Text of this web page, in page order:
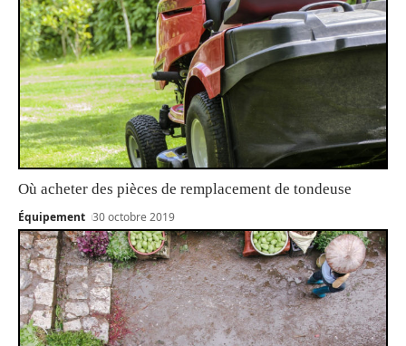
Où acheter des pièces de remplacement de tondeuse
Équipement 30 octobre 2019